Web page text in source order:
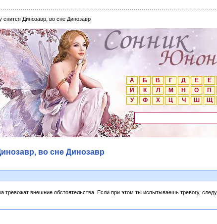
снится Динозавр, во сне Динозавр
А Б В Г Д Е Ё
Й
К Л М Н О П
У
Ф Х Ц Ч Ш Щ
во сне Динозавр
тревожат внешние обстоятельства. Если при этом ты испытываешь тревогу,